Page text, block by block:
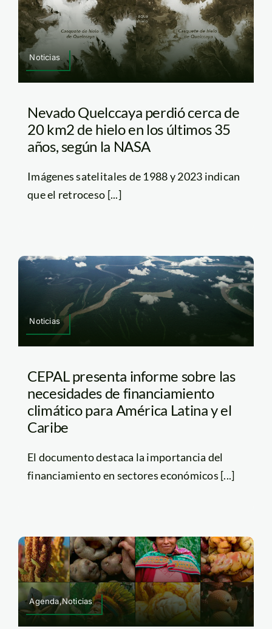
Noticias
Nevado Quelccaya perdió cerca de
20 km2 de hielo en los últimos 35
años, según la NASA
Imágenes satelitales de 1988 y 2023 indican
que el retroceso [...]
Noticias
CEPAL presenta informe sobre las
necesidades de financiamiento
climático para América Latina y el
Caribe
El documento destaca la importancia del
financiamiento en sectores económicos [...]
Agenda,Noticias